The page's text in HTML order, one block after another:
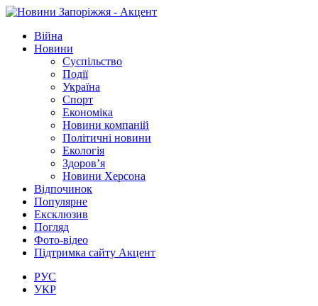
Війна
Новини
Суспільство
Події
Україна
Спорт
Економіка
Новини компаній
Політичні новини
Екологія
Здоров’я
Новини Херсона
Відпочинок
Популярне
Ексклюзив
Погляд
Фото-відео
Підтримка сайту Акцент
РУС
УКР